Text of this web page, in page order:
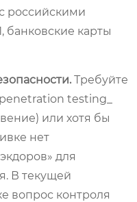
российскими
карты
Требуйте
testing_
или хотя бы
нет
для
В текущей
вопрос контроля